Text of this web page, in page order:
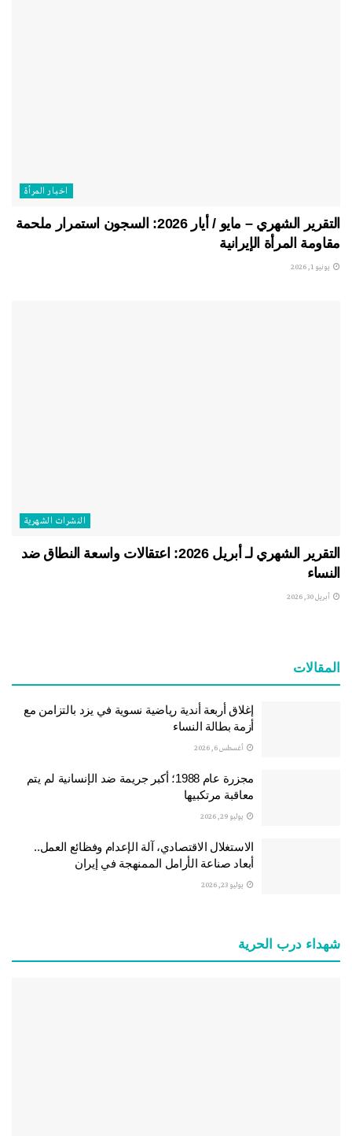
اخبار المرأة
التقرير الشهري – مايو / أيار 2026: السجون استمرار ملحمة
مقاومة المرأة الإيرانية
يونيو 1, 2026
النشرات الشهریة
التقرير الشهري لـ أبريل 2026: اعتقالات واسعة النطاق ضد
النساء
أبريل 30, 2026
المقالات
إغلاق أربعة أندية رياضية نسوية في يزد بالتزامن مع
أزمة بطالة النساء
أغسطس 6, 2026
مجزرة عام 1988؛ أكبر جريمة ضد الإنسانية لم يتم
معاقبة مرتكبيها
يوليو 29, 2026
الاستغلال الاقتصادي، آلة الإعدام وفظائع العمل..
أبعاد صناعة الأرامل الممنهجة في إيران
يوليو 23, 2026
شهداء درب الحرية